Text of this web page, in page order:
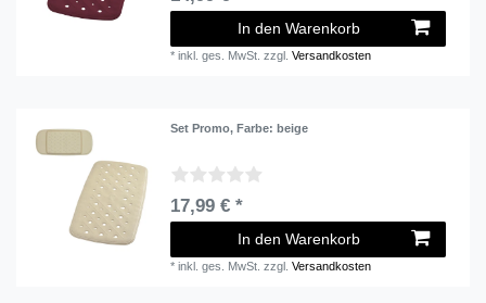
In den Warenkorb
*inkl. ges. MwSt. zzgl.Versandkosten
Set Promo, Farbe: beige
17,99 € *
In den Warenkorb
*inkl. ges. MwSt. zzgl.Versandkosten